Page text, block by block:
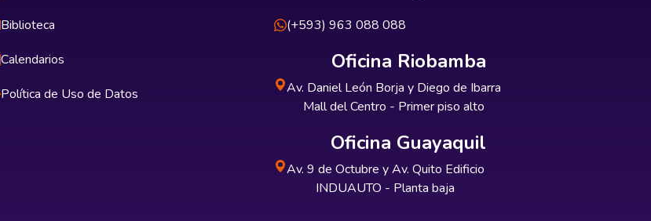
Biblioteca
Calendarios
Política de Uso de Datos
(+593) 963 088 088
Oficina Riobamba
Av. Daniel León Borja y Diego de Ibarra
Mall del Centro - Primer piso alto
Oficina Guayaquil
Av. 9 de Octubre y Av. Quito Edificio
INDUAUTO - Planta baja